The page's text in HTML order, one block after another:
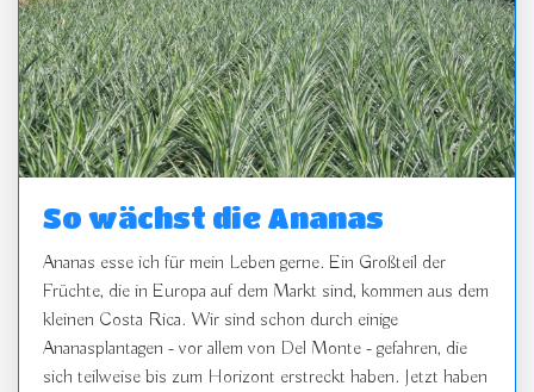
So wächst die Ananas
Ananas esse ich für mein Leben gerne. Ein Großteil der
Früchte, die in Europa auf dem Markt sind, kommen aus dem
kleinen Costa Rica. Wir sind schon durch einige
Ananasplantagen - vor allem von Del Monte - gefahren, die
sich teilweise bis zum Horizont erstreckt haben. Jetzt haben